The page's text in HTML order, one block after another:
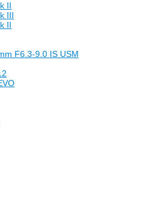
II
III
II
F6.3-9.0 IS USM